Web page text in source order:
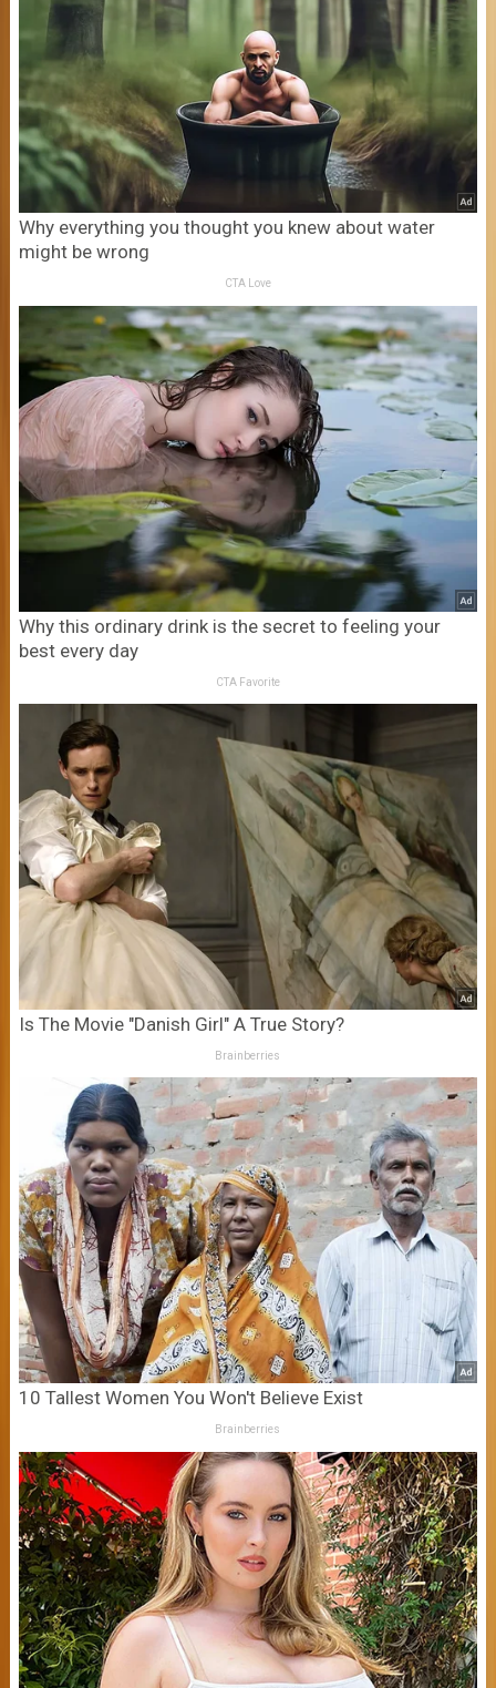
Why everything you thought you knew about water
might be wrong
CTA Love
Why this ordinary drink is the secret to feeling your
best every day
CTA Favorite
Is The Movie "Danish Girl" A True Story?
Brainberries
10 Tallest Women You Won't Believe Exist
Brainberries